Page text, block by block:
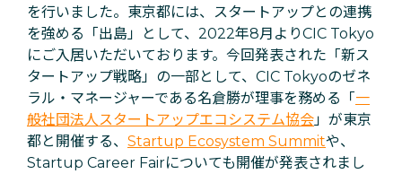
を行いました。 東京都には、スタートアップとの連携
を強める「出島」として、2022年8月よりCIC Tokyo
にご入居いただいております。 今回発表された「新ス
タートアップ戦略」の一部として、CIC Tokyoのゼネ
ラル・マネージャーである名倉勝が理事を務める「一
般社団法人スタートアップエコシステム協会 」が東京
都と開催する、 Startup Ecosystem Summitや、
Startup Career Fairについても開催が発表されまし